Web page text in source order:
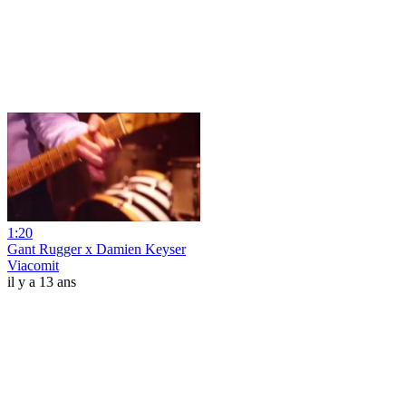
1:20
Gant Rugger x Damien Keyser
Viacomit
il y a 13 ans